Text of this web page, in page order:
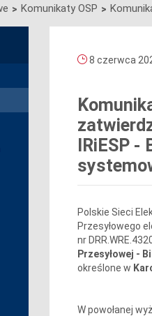
> Komunikaty OSP >
8 czerwca
IRiESP
Polskie Sieci
Przesyłowego
nr
Przesyłowej -
określone w
W powołanej